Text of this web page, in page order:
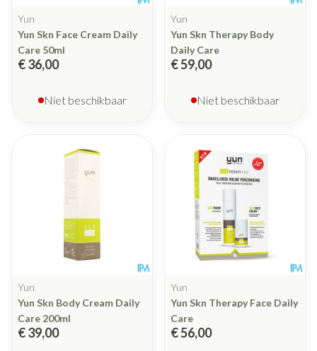
Yun
Yun Skn Face Cream Daily
Care 50ml
€ 36,00
Niet beschikbaar
Yun
Yun Skn Therapy Body
Daily Care
€ 59,00
Niet beschikbaar
Yun
Yun Skn Body Cream Daily
Care 200ml
€ 39,00
Yun
Yun Skn Therapy Face Daily
Care
€ 56,00